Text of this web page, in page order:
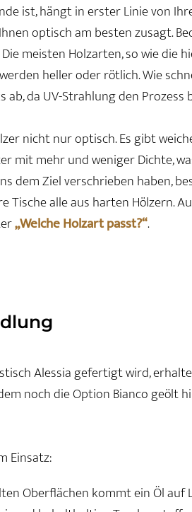
ist, hängt in erster Linie von
optisch am besten zusagt.
meisten Holzarten, so wie die
heller oder rötlich. Wie
da UV-Strahlung den Prozess
nicht nur optisch. Es gibt
mit mehr und weniger Dichte,
dem Ziel verschrieben haben,
Tische alle aus harten Hölzern.
„Welche Holzart passt?“.
Alessia gefertigt wird,
noch die Option Bianco geölt
Einsatz:
Oberflächen kommt ein Öl auf